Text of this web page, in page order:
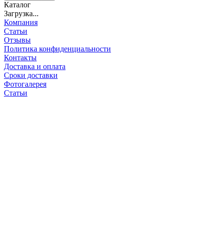
Каталог
Загрузка...
Компания
Статьи
Отзывы
Политика конфиденциальности
Контакты
Доставка и оплата
Сроки доставки
Фотогалерея
Статьи